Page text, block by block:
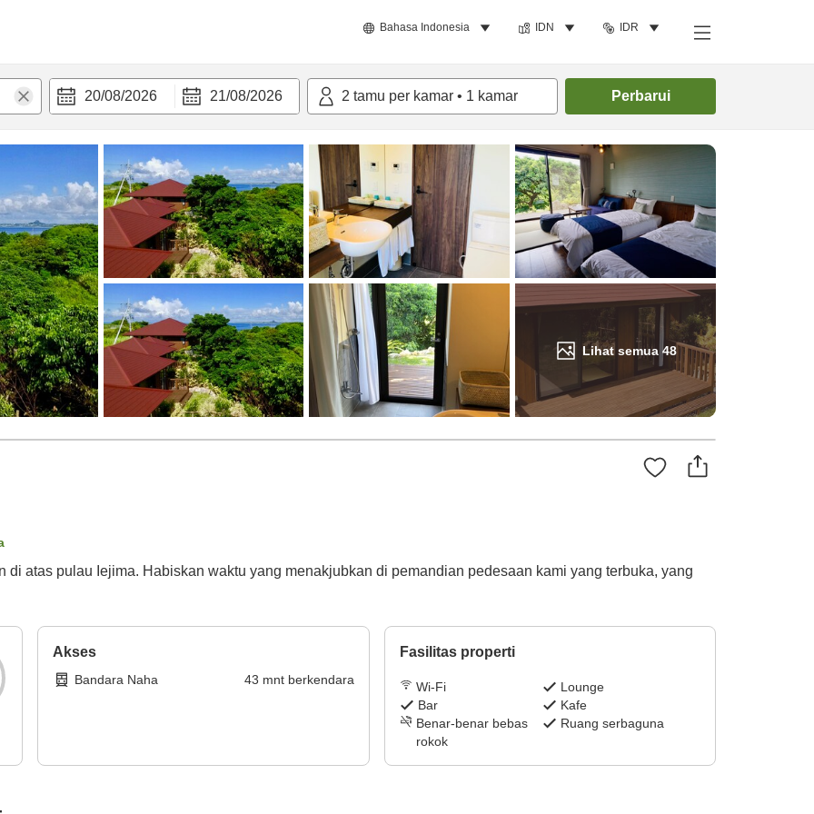
Bahasa Indonesia IDN IDR
20/08/2026 21/08/2026 2 tamu per kamar • 1 kamar Perbarui
Lihat semua 48
Cari kamar
di atas pulau Iejima. Habiskan waktu yang menakjubkan di pemandian pedesaan kami yang terbuka, yang
Akses
Bandara Naha 43 mnt berkendara
Fasilitas properti
Wi-Fi
Lounge
Bar
Kafe
Benar-benar bebas
rokok
Ruang serbaguna